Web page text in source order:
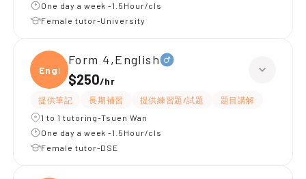
One day a week -1.5Hour/cls
Female tutor-University
Engli
Form 4,English
$250/hr
提供筆記 長期補習 提供練習題/試題
題目講解
1 to 1 tutoring-Tsuen Wan
One day a week -1.5Hour/cls
Female tutor-DSE